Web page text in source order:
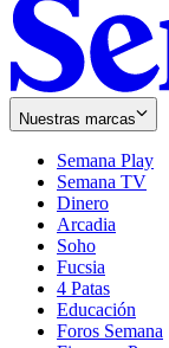
Nuestras marcas
Semana Play
Semana TV
Dinero
Arcadia
Soho
in
new
window
Fucsia
in
new
window
4 Patas
Educación
Foros Semana